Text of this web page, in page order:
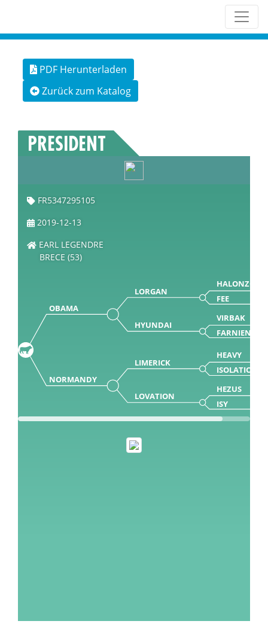
PDF Herunterladen
Zurück zum Katalog
PRESIDENT
FR5347295105
2019-12-13
EARL LEGENDRE
BRECE (53)
OBAMA
LORGAN
HALONZO
FEE
HYUNDAI
VIRBAK
FARNIENTE
NORMANDY
LIMERICK
HEAVY
ISOLATION
LOVATION
HEZUS
ISY